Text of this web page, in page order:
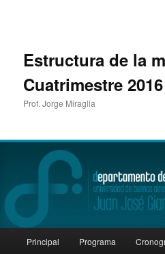
Estructura de la
Cuatrimestre 2016
Prof. Jorge Miraglia
Skip
Principal Programa